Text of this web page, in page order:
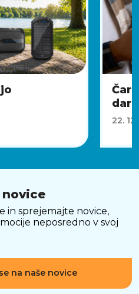
22.
novice
in sprejemajte novice,
neposredno v svoj
na naše novice